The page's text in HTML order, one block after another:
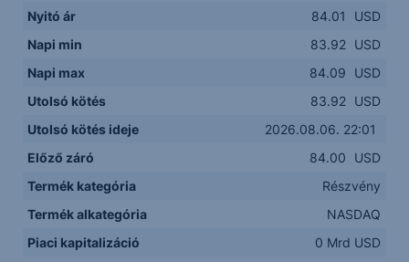
Nyitó ár 84.01
USD
Napi min
83.92 USD
Napi max
84.09
USD
Utolsó kötés
83.92 USD
Utolsó kötés ideje
2026.08.06. 22:01
Előző záró
84.00
USD
Termék kategória
Részvény
Termék alkategória
NASDAQ
Piaci kapitalizáció
0 Mrd USD